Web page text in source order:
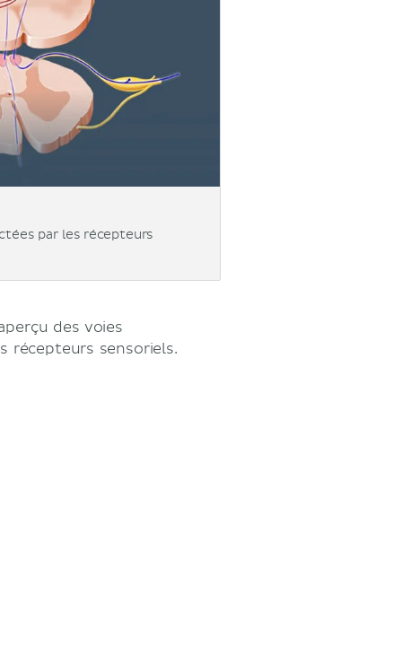
par les récepteurs
des voies
récepteurs sensoriels.